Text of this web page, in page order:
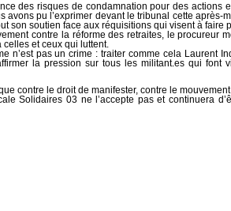
des risques de condamnation pour des actions
avons pu l’exprimer devant le tribunal cette après-
son soutien face aux réquisitions qui visent à faire
contre la réforme des retraites, le procureur
celles et ceux qui luttent.
n’est pas un crime : traiter comme cela Laurent
la pression sur tous les militant.es qui font
contre le droit de manifester, contre le
Solidaires 03 ne l’accepte pas et continuera